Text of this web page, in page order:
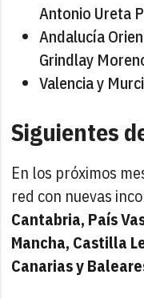
Antonio Ureta
Andalucía
Grindlay
Valencia y
Siguientes
En los próximos
red con nuevas
Cantabria, País
Mancha, Castilla
Canarias y